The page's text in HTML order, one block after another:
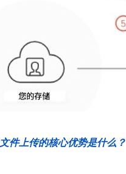
件上传的核心优势是什么？